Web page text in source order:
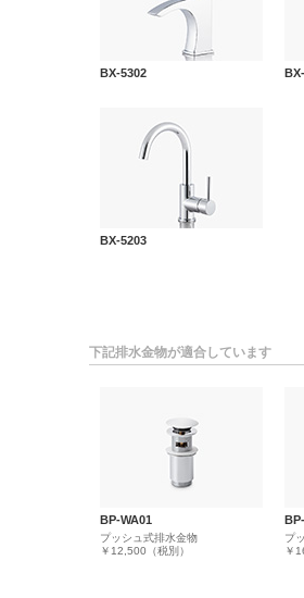
BX-5302
BX-5203
下記排水金物が適合しています
BP-WA01
プッシュ式排水金物
￥12,500（税別）
プ
￥